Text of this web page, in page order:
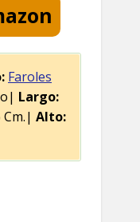
Faroles
Largo:
Cm.| Alto: